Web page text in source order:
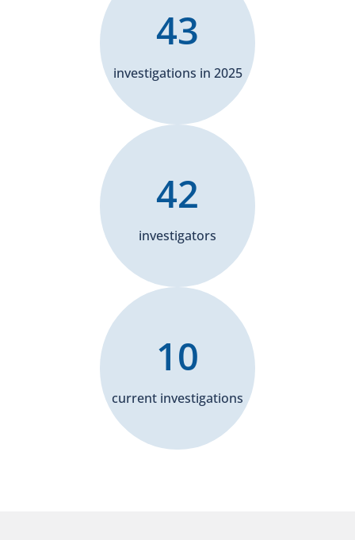
investigations in 2025
43
investigators
42
current investigations
10